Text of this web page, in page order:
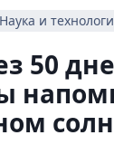
Наука и
50